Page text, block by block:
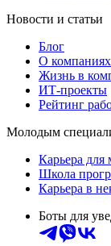
Новости и статьи
Блог
О
Жизнь в
ИТ-проекты
Рейтинг
Молодым
Карьера для
Школа
Карьера в
Боты для